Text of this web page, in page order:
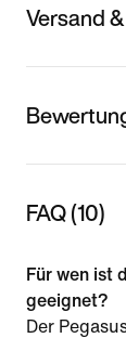
Versand
FAQ (10)
Für wen ist
geeignet?
Der